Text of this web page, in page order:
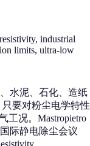
industrial
limits, ultra-low
水泥、石化、造纸
要对粉尘电学特性
工况。Mastropietro
际静电除尘会议